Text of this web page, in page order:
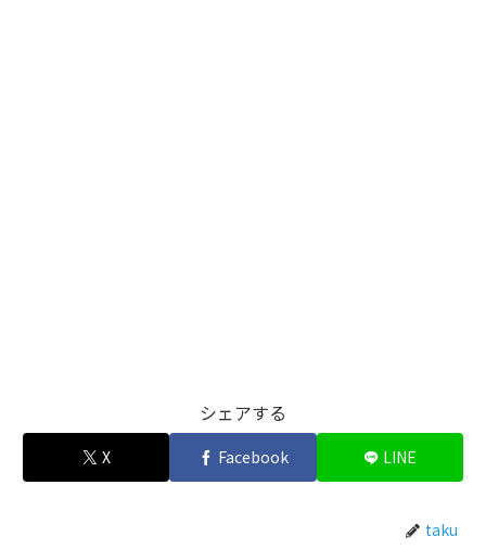
シェアする
X Facebook LINE
taku